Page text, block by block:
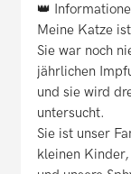
👑
Meine Katze
Sie war noch
jährlichen
und sie wird
untersucht.
Sie ist unser
kleinen